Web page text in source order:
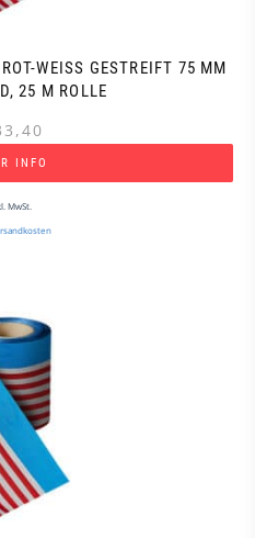
WEISS GESTREIFT 75 MM M
25 M ROLLE
INFO
MwSt.